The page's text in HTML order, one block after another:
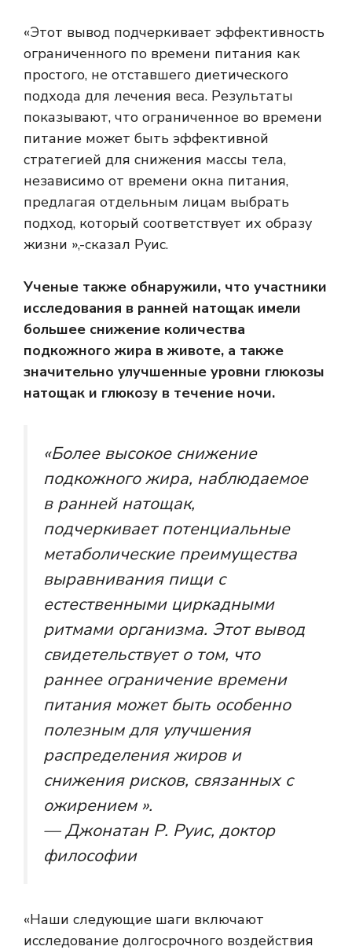
«Этот вывод подчеркивает эффективность
ограниченного по времени питания как
простого, не отставшего диетического
подхода для лечения веса. Результаты
показывают, что ограниченное во времени
питание может быть эффективной
стратегией для снижения массы тела,
независимо от времени окна питания,
предлагая отдельным лицам выбрать
подход, который соответствует их образу
жизни »,-сказал Руис.
Ученые также обнаружили, что участники
исследования в ранней натощак имели
большее снижение количества
подкожного жира в животе, а также
значительно улучшенные уровни глюкозы
натощак и глюкозу в течение ночи.
«Более высокое снижение
подкожного жира, наблюдаемое
в ранней натощак,
подчеркивает потенциальные
метаболические преимущества
выравнивания пищи с
естественными циркадными
ритмами организма. Этот вывод
свидетельствует о том, что
раннее ограничение времени
питания может быть особенно
полезным для улучшения
распределения жиров и
снижения рисков, связанных с
ожирением ».
— Джонатан Р. Руис, доктор
философии
«Наши следующие шаги включают
исследование долгосрочного воздействия